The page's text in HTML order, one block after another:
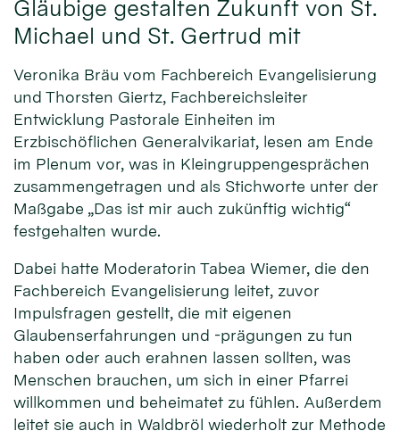
Gläubige gestalten Zukunft von St.
Michael und St. Gertrud mit
Veronika Bräu vom Fachbereich Evangelisierung
und Thorsten Giertz, Fachbereichsleiter
Entwicklung Pastorale Einheiten im
Erzbischöflichen Generalvikariat, lesen am Ende
im Plenum vor, was in Kleingruppengesprächen
zusammengetragen und als Stichworte unter der
Maßgabe „Das ist mir auch zukünftig wichtig“
festgehalten wurde.
Dabei hatte Moderatorin Tabea Wiemer, die den
Fachbereich Evangelisierung leitet, zuvor
Impulsfragen gestellt, die mit eigenen
Glaubenserfahrungen und -prägungen zu tun
haben oder auch erahnen lassen sollten, was
Menschen brauchen, um sich in einer Pfarrei
willkommen und beheimatet zu fühlen. Außerdem
leitet sie auch in Waldbröl wiederholt zur Methode